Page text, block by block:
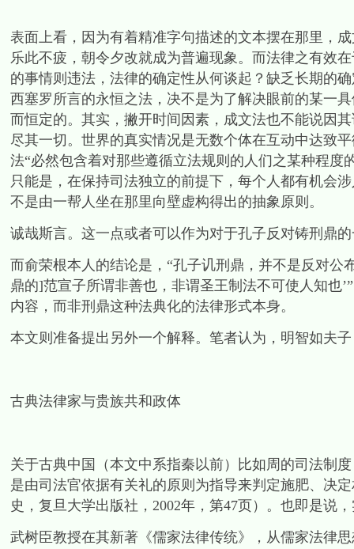
表面上看，因为有着精准字句描述的文本摆在那里，
乐此不疲，朝令夕改就成为普遍现象。而法律之有效
的事情则违法，法律的确定性从何谈起？缺乏长期的
西塞罗所言的永恒之法，决不是为了解决眼前的某一
而恒定的。其实，撇开时间因素，成文法也不能说因
尽其一切。世界的真实情况是无数个体在互动中达致
法“必然包含着对那些遵循立法规则的人们之某种程
只能是，在保持司法独立的前提下，每个人都有机会
不是由一帮人坐在那里向壁虚构得出的抽象原则。
诚哉斯言。这一点或者可以作为对于孔子反对铸刑鼎
而俞荣根本人的结论是，“孔子讥刑鼎，并不是反对公
鼎的]范宣子所谓非善也，非谓圣王制法不可使人知也
内容，而非刑鼎这种法典化的法律形式本身。
本文则准备提出另外一个解释。笔者认为，明智如夫
古典法律家与贵族共和政体
关于古典中国（本文中系指秦以前）比如周的司法制
是由司法官依据有关礼的原则为指导来判定施肥、决
史，复旦大学出版社，2002年，第47页）。也即是说
武树臣教授在其新著《儒家法律传统》，从儒家法律